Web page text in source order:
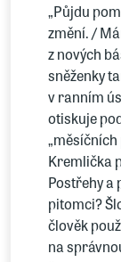
„Půjdu
změní. /
z nových
sněženky
v ranním
otiskuje
„měsíčních
Kremlička
Postřehy a
pitomci?
člověk
na